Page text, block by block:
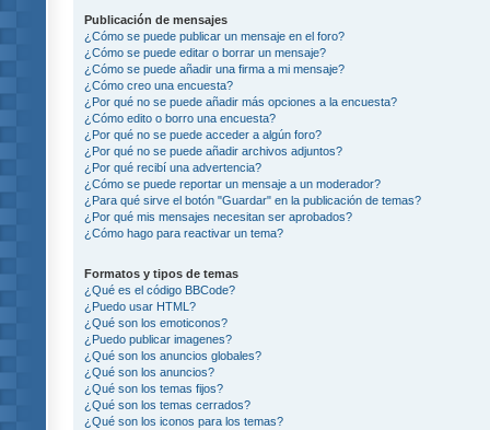
Publicación de mensajes
¿Cómo se puede publicar un mensaje en el foro?
¿Cómo se puede editar o borrar un mensaje?
¿Cómo se puede añadir una firma a mi mensaje?
¿Cómo creo una encuesta?
¿Por qué no se puede añadir más opciones a la encuesta?
¿Cómo edito o borro una encuesta?
¿Por qué no se puede acceder a algún foro?
¿Por qué no se puede añadir archivos adjuntos?
¿Por qué recibí una advertencia?
¿Cómo se puede reportar un mensaje a un moderador?
¿Para qué sirve el botón "Guardar" en la publicación de temas?
¿Por qué mis mensajes necesitan ser aprobados?
¿Cómo hago para reactivar un tema?
Formatos y tipos de temas
¿Qué es el código BBCode?
¿Puedo usar HTML?
¿Qué son los emoticonos?
¿Puedo publicar imagenes?
¿Qué son los anuncios globales?
¿Qué son los anuncios?
¿Qué son los temas fijos?
¿Qué son los temas cerrados?
¿Qué son los iconos para los temas?